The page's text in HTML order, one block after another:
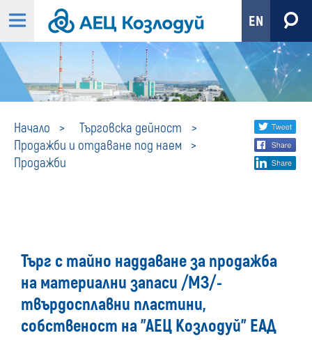
EN
Начало
Търговска дейност
Продажби и отдаване под наем
Продажби
ПродажбиShare
social
Търг с тайно наддаване за продажба
на материални запаси /МЗ/-
твърдосплавни пластини,
собственост на "АЕЦ Козлодуй" ЕАД